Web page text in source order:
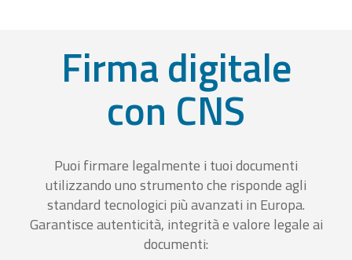
Firma digitale
con CNS
Puoi firmare legalmente i tuoi documenti
utilizzando uno strumento che risponde agli
standard tecnologici più avanzati in Europa.
Garantisce autenticità, integrità e valore legale ai
documenti: